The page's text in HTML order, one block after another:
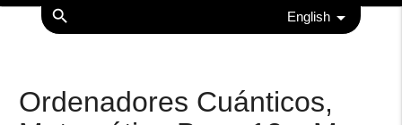
search English
Ordenadores Cuánticos,